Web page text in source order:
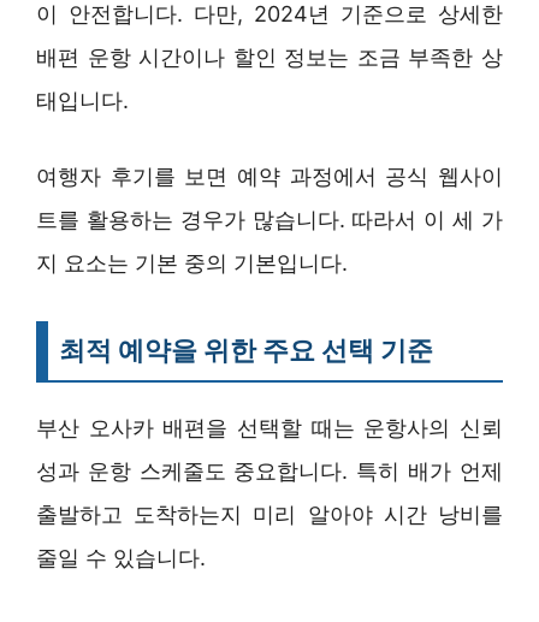
이 안전합니다. 다만, 2024년 기준으로 상세한
배편 운항 시간이나 할인 정보는 조금 부족한 상
태입니다.
여행자 후기를 보면 예약 과정에서 공식 웹사이
트를 활용하는 경우가 많습니다. 따라서 이 세 가
지 요소는 기본 중의 기본입니다.
최적 예약을 위한 주요 선택 기준
부산 오사카 배편을 선택할 때는 운항사의 신뢰
성과 운항 스케줄도 중요합니다. 특히 배가 언제
출발하고 도착하는지 미리 알아야 시간 낭비를
줄일 수 있습니다.